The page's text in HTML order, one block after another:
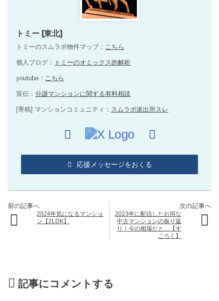
トミー [東北]
トミーのスムラボ物件マップ： こちら
個人ブログ： トミーのオミックス的解析
youtube： こちら
宣伝：分譲マンションに関する有料相談
[寄稿] マンションコミュニティ： スムラボ派出所スレ
応援メッセージをおくる
2024年気になるマンショ
ン【2LDK】
2023年に配信したお得な
中古マンションの振り返
り！今の相場だと…【す
ごろく】
記事にコメントする